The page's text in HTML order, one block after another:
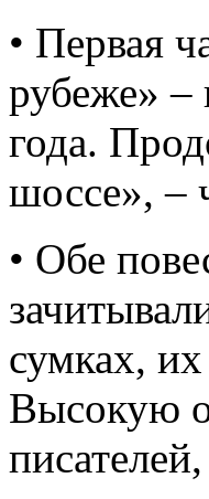
• Первая
рубеже» –
года.
шоссе», –
• Обе
сумках,
Высокую